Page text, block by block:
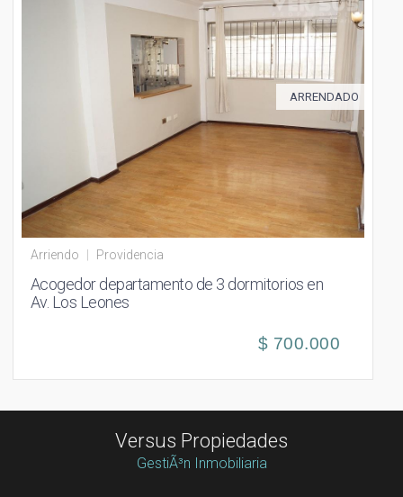
ARRENDADO
Arriendo Providencia
Acogedor departamento de 3 dormitorios en
Av. Los Leones
$ 700.000
Versus Propiedades
GestiÃ³n Inmobiliaria